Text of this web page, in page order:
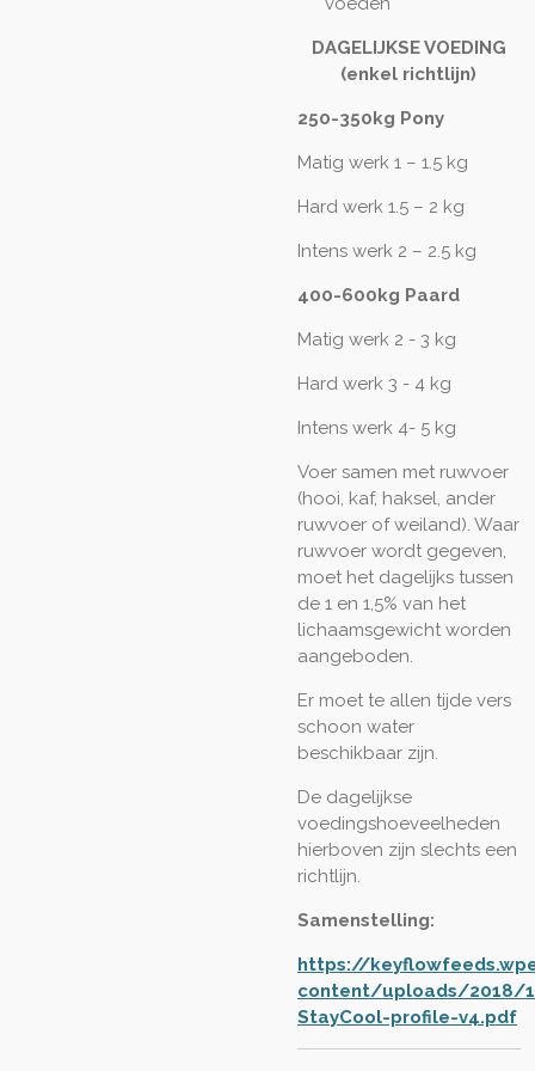
DAGELIJKSE VOEDING
(enkel richtlijn)
250-350kg Pony
Matig werk 1 – 1.5 kg
Hard werk 1.5 – 2 kg
Intens werk 2 – 2.5 kg
400-600kg Paard
Matig werk 2 - 3 kg
Hard werk 3 - 4 kg
Intens werk 4- 5 kg
Voer samen met ruwvoer
(hooi, kaf, haksel, ander
ruwvoer of weiland). Waar
ruwvoer wordt gegeven,
moet het dagelijks tussen
de 1 en 1,5% van het
lichaamsgewicht worden
aangeboden.
Er moet te allen tijde vers
schoon water
beschikbaar zijn.
De dagelijkse
voedingshoeveelheden
hierboven zijn slechts een
richtlijn.
Samenstelling:
https://
content/uploads/2018/
StayCool-profile-v4.pdf